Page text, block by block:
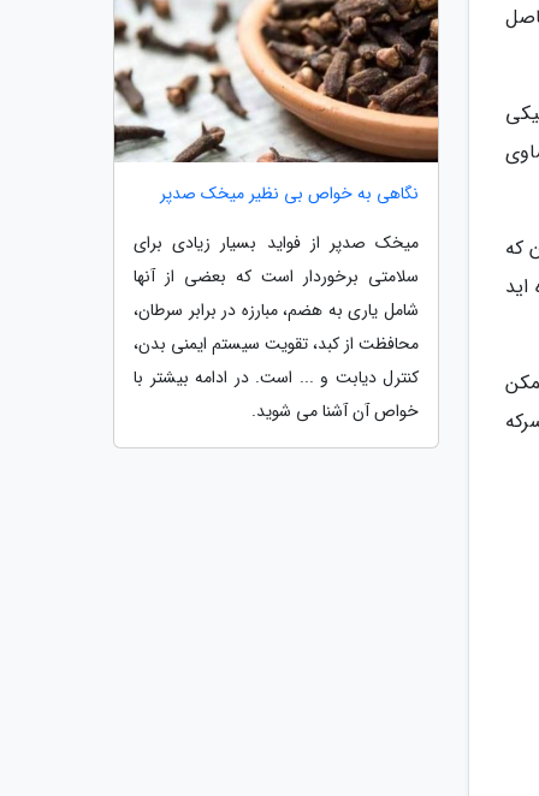
که
نگاهی به خواص بی نظیر میخک صدپر
میخک صدپر از فواید بسیار زیادی برای
سلامتی برخوردار است که بعضی از آنها
شامل یاری به هضم، مبارزه در برابر سرطان،
محافظت از کبد، تقویت سیستم ایمنی بدن،
کنترل دیابت و ... است. در ادامه بیشتر با
خواص آن آشنا می شوید.